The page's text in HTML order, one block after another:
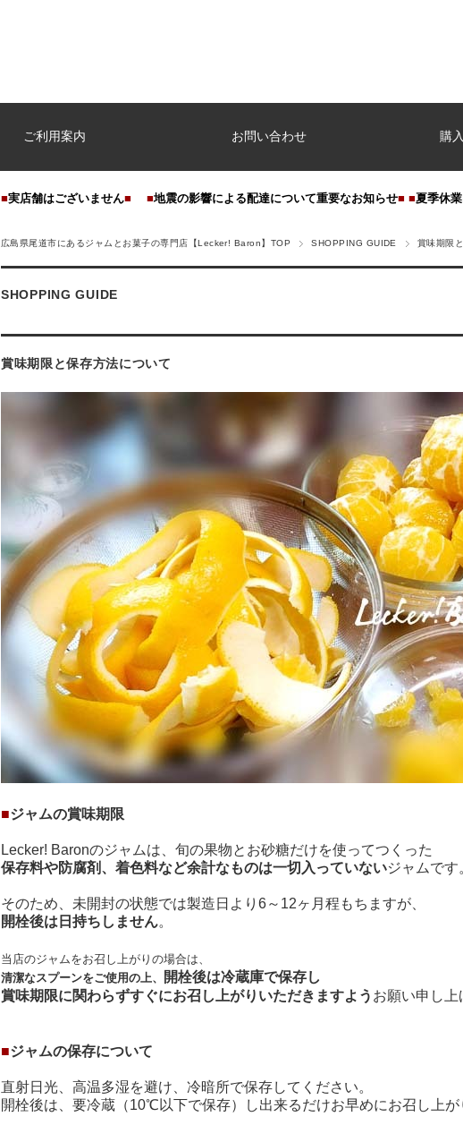
ご利用案内 お問い合わせ 購
■実店舗はございません■ ■地震の影響による配達について重要なお知らせ■ ■夏季休
広島県尾道市にあるジャムとお菓子の専門店【Lecker! Baron】TOP SHOPPING GUIDE 賞味期限
SHOPPING GUIDE
賞味期限と保存方法について
■ジャムの賞味期限
Lecker! Baronのジャムは、旬の果物とお砂糖だけを使ってつくった
保存料や防腐剤、着色料など余計なものは一切入っていないジャムです
そのため、未開封の状態では製造日より6～12ヶ月程もちますが、
開栓後は日持ちしません。
当店のジャムをお召し上がりの場合は、
清潔なスプーンをご使用の上、
開栓後は冷蔵庫で保存し
賞味期限に関わらずすぐにお召し上がりいただきますよう お願い申し上
■ジャムの保存について
直射日光、高温多湿を避け、冷暗所で保存してください。
開栓後は、要冷蔵（10℃以下で保存）し出来るだけお早めにお召し上が